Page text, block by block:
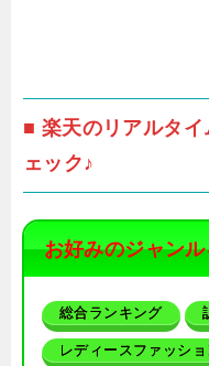
■ 楽天のリアルタ
ェック♪
お好みのジャン
総合ランキング
レディースファッショ